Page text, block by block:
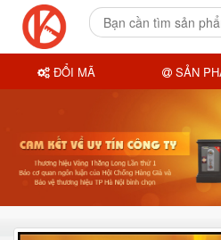
ĐỔI MÃ SẢN